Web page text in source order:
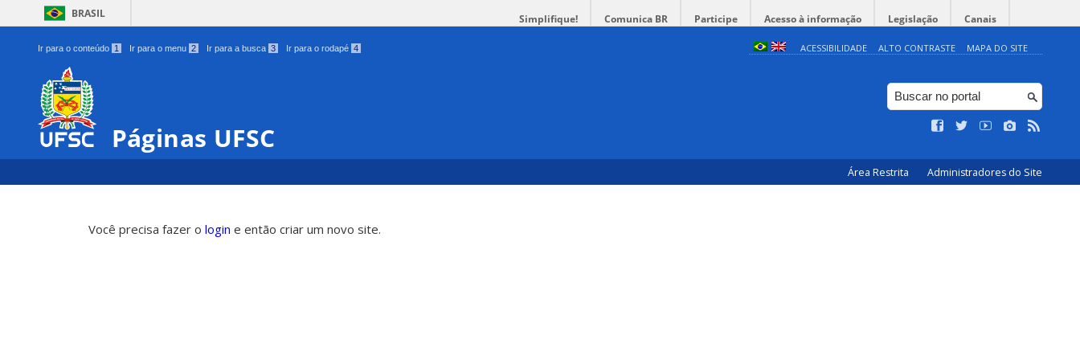
BRASIL Simplifique! Comunica BR Participe Acesso à informação Legislação Canais
Ir para o conteúdo 1 Ir para o menu 2 Ir para a busca 3 Ir para o rodapé 4 ACESSIBILIDADE ALTO CONTRASTE MAPA DO SITE
Páginas UFSC
Área Restrita Administradores do Site
Você precisa fazer o login e então criar um novo site.